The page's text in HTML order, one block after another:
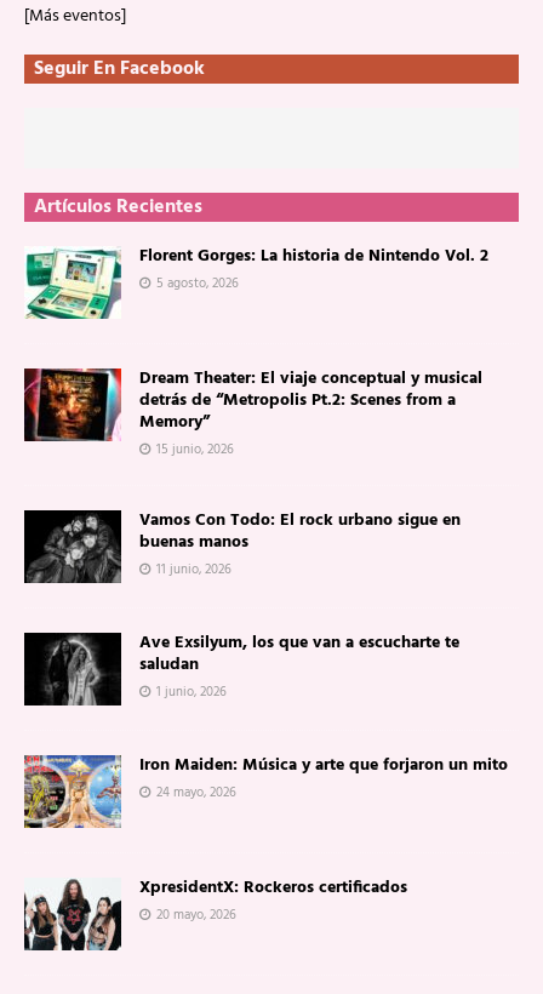
[Más eventos]
Seguir En Facebook
Artículos Recientes
Florent Gorges: La historia de Nintendo Vol. 2
5 agosto, 2026
Dream Theater: El viaje conceptual y musical
detrás de “Metropolis Pt.2: Scenes from a
Memory”
15 junio, 2026
Vamos Con Todo: El rock urbano sigue en
buenas manos
11 junio, 2026
Ave Exsilyum, los que van a escucharte te
saludan
1 junio, 2026
Iron Maiden: Música y arte que forjaron un mito
24 mayo, 2026
XpresidentX: Rockeros certificados
20 mayo, 2026